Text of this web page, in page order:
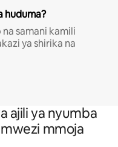
huduma?
samani kamili
ya shirika na
ajili ya nyumba
mmoja